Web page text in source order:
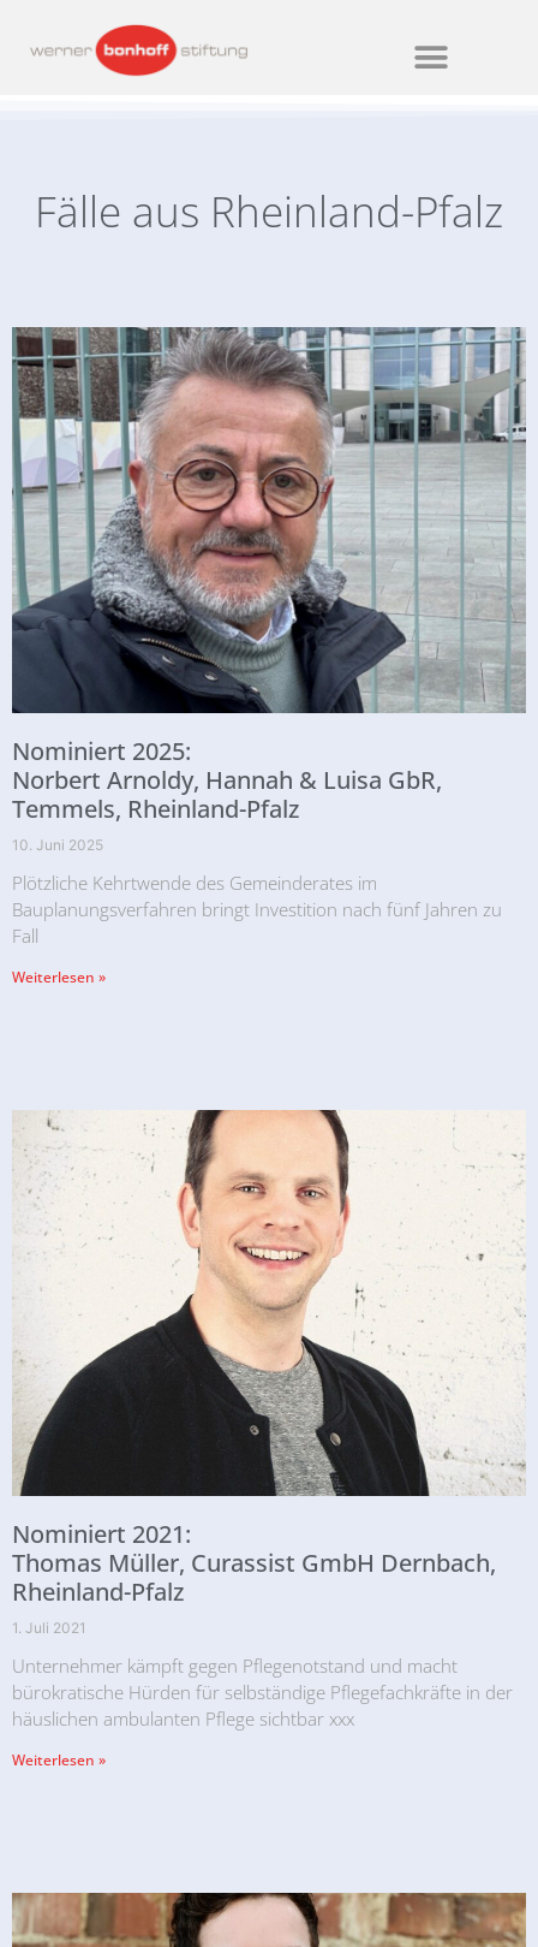
Fälle aus Rheinland-Pfalz
Nominiert 2025:
Norbert Arnoldy, Hannah & Luisa GbR,
Temmels, Rheinland-Pfalz
10. Juni 2025
Plötzliche Kehrtwende des Gemeinderates im
Bauplanungsverfahren bringt Investition nach fünf Jahren zu
Fall
Weiterlesen »
Nominiert 2021:
Thomas Müller, Curassist GmbH Dernbach,
Rheinland-Pfalz
1. Juli 2021
Unternehmer kämpft gegen Pflegenotstand und macht
bürokratische Hürden für selbständige Pflegefachkräfte in der
häuslichen ambulanten Pflege sichtbar xxx
Weiterlesen »